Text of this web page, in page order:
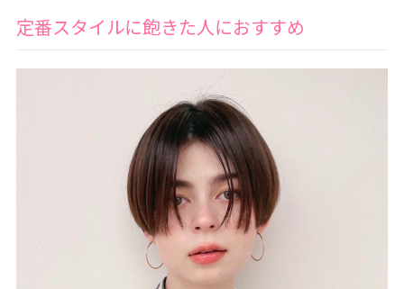
定番スタイルに飽きた人におすすめ